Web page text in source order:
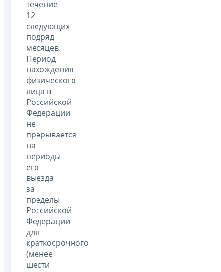
течение
12
следующих
подряд
месяцев.
Период
нахождения
физического
лица в
Российской
Федерации
не
прерывается
на
периоды
его
выезда
за
пределы
Российской
Федерации
для
краткосрочного
(менее
шести